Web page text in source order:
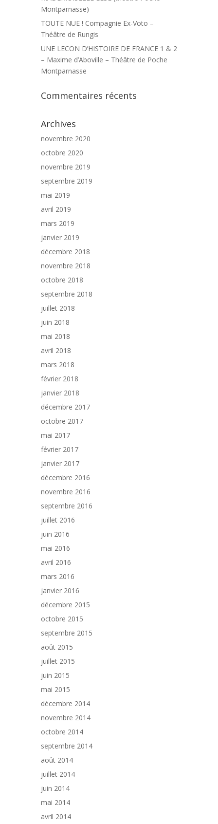
Montparnasse)
TOUTE NUE ! Compagnie Ex-Voto –
Théâtre de Rungis
UNE LECON D’HISTOIRE DE FRANCE 1 & 2
– Maxime d’Aboville – Théâtre de Poche
Montparnasse
Commentaires récents
Archives
novembre 2020
octobre 2020
novembre 2019
septembre 2019
mai 2019
avril 2019
mars 2019
janvier 2019
décembre 2018
novembre 2018
octobre 2018
septembre 2018
juillet 2018
juin 2018
mai 2018
avril 2018
mars 2018
février 2018
janvier 2018
décembre 2017
octobre 2017
mai 2017
février 2017
janvier 2017
décembre 2016
novembre 2016
septembre 2016
juillet 2016
juin 2016
mai 2016
avril 2016
mars 2016
janvier 2016
décembre 2015
octobre 2015
septembre 2015
août 2015
juillet 2015
juin 2015
mai 2015
décembre 2014
novembre 2014
octobre 2014
septembre 2014
août 2014
juillet 2014
juin 2014
mai 2014
avril 2014